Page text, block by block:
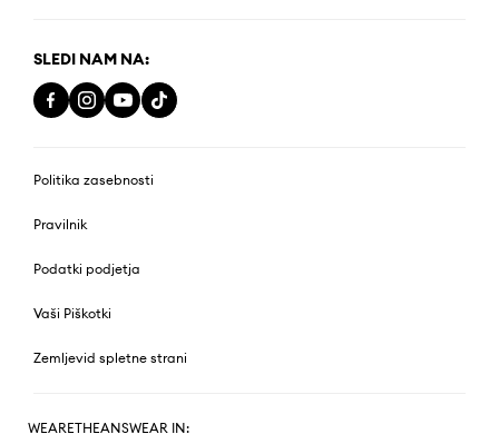
SLEDI NAM NA:
Politika zasebnosti
Pravilnik
Podatki podjetja
Vaši Piškotki
Zemljevid spletne strani
WEARETHEANSWEAR IN: